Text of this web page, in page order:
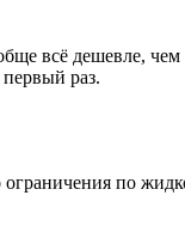
всё дешевле, чем
раз.
ограничения по